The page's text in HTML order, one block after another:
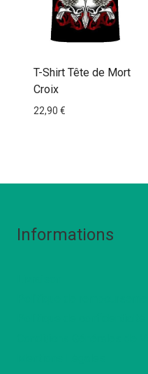
T-Shirt Tête de Mort
Croix
22,90 €
Informations